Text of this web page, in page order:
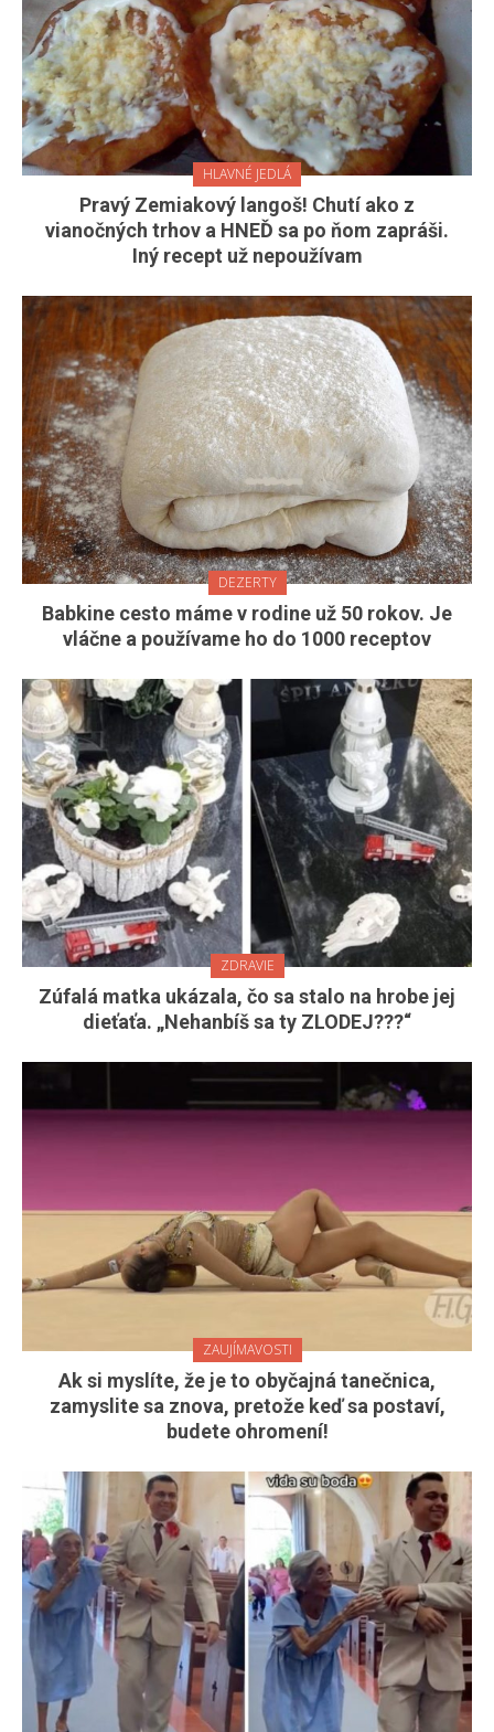
HLAVNÉ JEDLÁ
Pravý Zemiakový langoš! Chutí ako z
vianočných trhov a HNEĎ sa po ňom zapráši.
Iný recept už nepoužívam
DEZERTY
Babkine cesto máme v rodine už 50 rokov. Je
vláčne a používame ho do 1000 receptov
ZDRAVIE
Zúfalá matka ukázala, čo sa stalo na hrobe jej
dieťaťa. „Nehanbíš sa ty ZLODEJ???“
ZAUJÍMAVOSTI
Ak si myslíte, že je to obyčajná tanečnica,
zamyslite sa znova, pretože keď sa postaví,
budete ohromení!